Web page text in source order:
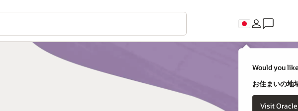
Would you
お住まいの地